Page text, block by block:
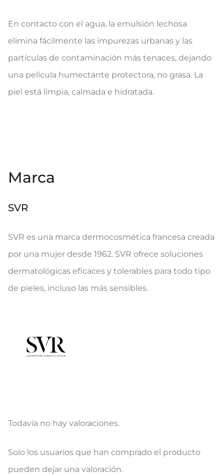
En contacto con el agua, la emulsión lechosa
elimina fácilmente las impurezas urbanas y las
partículas de contaminación más tenaces, dejando
una película humectante protectora, no grasa. La
piel está limpia, calmada e hidratada.
Marca
SVR
SVR es una marca dermocosmética francesa creada
por una mujer desde 1962. SVR ofrece soluciones
dermatológicas eficaces y tolerables para todo tipo
de pieles, incluso las más sensibles.
V
a
Todavía no hay valoraciones.
Solo los usuarios que han comprado el producto
pueden dejar una valoración.